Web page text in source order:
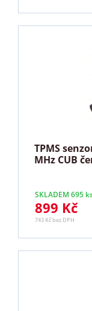
TPMS
MHz CUB
SKLADEM 695
899 Kč
743 Kč bez DPH